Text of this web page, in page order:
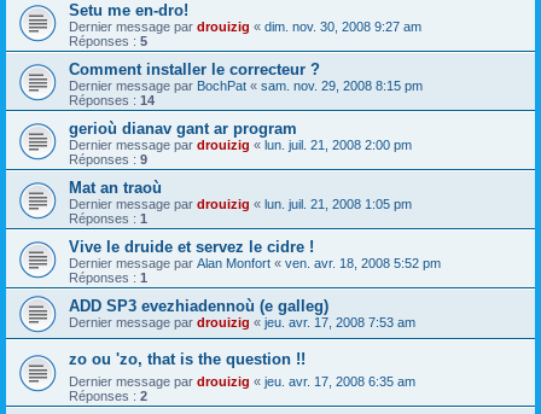
Setu me en-dro!
Dernier message par drouizig « dim. nov. 30, 2008 9:27 am
Réponses : 5
Comment installer le correcteur ?
Dernier message par BochPat « sam. nov. 29, 2008 8:15 pm
Réponses : 14
gerioù dianav gant ar program
Dernier message par drouizig « lun. juil. 21, 2008 2:00 pm
Réponses : 9
Mat an traoù
Dernier message par drouizig « lun. juil. 21, 2008 1:05 pm
Réponses : 1
Vive le druide et servez le cidre !
Dernier message par Alan Monfort « ven. avr. 18, 2008 5:52 pm
Réponses : 1
ADD SP3 evezhiadennoù (e galleg)
Dernier message par drouizig « jeu. avr. 17, 2008 7:53 am
zo ou 'zo, that is the question !!
Dernier message par drouizig « jeu. avr. 17, 2008 6:35 am
Réponses : 2